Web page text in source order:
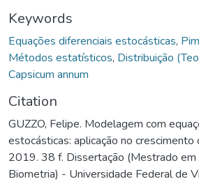
Keywords
Equações diferenciais estocásticas,
Métodos estatísticos, Distribuição
Capsicum annum
Citation
GUZZO, Felipe. Modelagem com
estocásticas: aplicação no
2019. 38 f. Dissertação (Mestrado
Biometria) - Universidade Federal de